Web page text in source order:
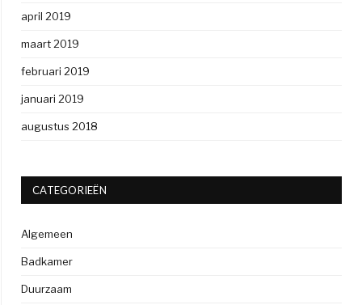
april 2019
maart 2019
februari 2019
januari 2019
augustus 2018
CATEGORIEËN
Algemeen
Badkamer
Duurzaam